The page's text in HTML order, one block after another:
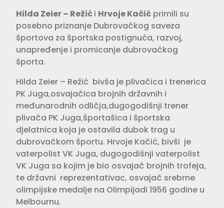
Hilda Zeier – Režići Hrvoje Kačić primili su
posebno priznanje Dubrovačkog saveza
športova za športska postignuća, razvoj,
unapređenje i promicanje dubrovačkog
športa.
Hilda Zeier – Režić bivša je plivačica i trenerica
PK Juga,osvajačica brojnih državnih i
međunarodnih odličja,dugogodišnji trener
plivača PK Juga,športašica i športska
djelatnica koja je ostavila dubok trag u
dubrovačkom športu. Hrvoje Kačić, bivši je
vaterpolist VK Juga, dugogodišnji vaterpolist
VK Juga sa kojim je bio osvajač brojnih trofeja,
te državni reprezentativac, osvajač srebrne
olimpijske medalje na Olimpijadi 1956 godine u
Melbournu.